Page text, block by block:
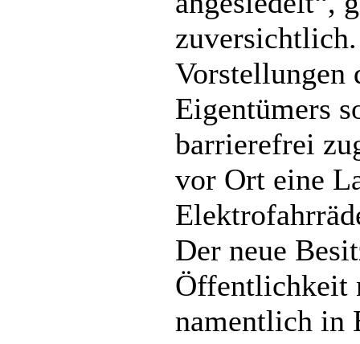
Vorstellungen
Eigentümers
barrierefrei
vor Ort eine
Der neue
Öffentlichkeit
namentlich in